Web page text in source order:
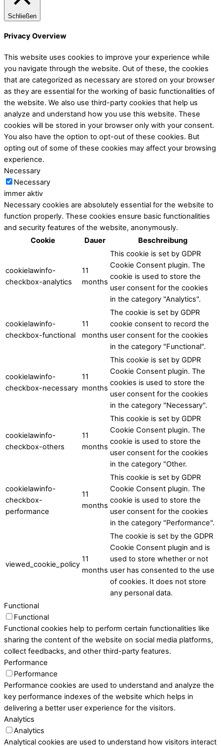
Schließen
Privacy Overview
This website uses cookies to improve your experience while
you navigate through the website. Out of these, the cookies
that are categorized as necessary are stored on your browser
as they are essential for the working of basic functionalities of
the website. We also use third-party cookies that help us
analyze and understand how you use this website. These
cookies will be stored in your browser only with your consent.
You also have the option to opt-out of these cookies. But
opting out of some of these cookies may affect your browsing
experience.
Necessary
Necessary
immer aktiv
Necessary cookies are absolutely essential for the website to
function properly. These cookies ensure basic functionalities
and security features of the website, anonymously.
Cookie
Dauer Beschreibung
cookielawinfo-
checkbox-analytics
11
months
This cookie is set by GDPR
Cookie Consent plugin. The
cookie is used to store the
user consent for the cookies
in the category "Analytics".
cookielawinfo-
checkbox-functional
11
months
The cookie is set by GDPR
cookie consent to record the
user consent for the cookies
in the category "Functional".
cookielawinfo-
checkbox-necessary
11
months
This cookie is set by GDPR
Cookie Consent plugin. The
cookies is used to store the
user consent for the cookies
in the category "Necessary".
cookielawinfo-
checkbox-others
11
months
This cookie is set by GDPR
Cookie Consent plugin. The
cookie is used to store the
user consent for the cookies
in the category "Other.
cookielawinfo-
checkbox-
performance
11
months
This cookie is set by GDPR
Cookie Consent plugin. The
cookie is used to store the
user consent for the cookies
in the category "Performance".
viewed_cookie_policy
11
months
The cookie is set by the GDPR
Cookie Consent plugin and is
used to store whether or not
user has consented to the use
of cookies. It does not store
any personal data.
Functional
Functional
Functional cookies help to perform certain functionalities like
sharing the content of the website on social media platforms,
collect feedbacks, and other third-party features.
Performance
Performance
Performance cookies are used to understand and analyze the
key performance indexes of the website which helps in
delivering a better user experience for the visitors.
Analytics
Analytics
Analytical cookies are used to understand how visitors interact